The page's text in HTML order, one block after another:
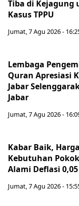
Tiba di Kejagung
Kasus TPPU
Jumat, 7 Agu 2026 -
Lembaga
Quran Apresiasi
Jabar
Jabar
Jumat, 7 Agu 2026 -
Kabar Baik,
Kebutuhan
Alami Deflasi
Jumat, 7 Agu 2026 -